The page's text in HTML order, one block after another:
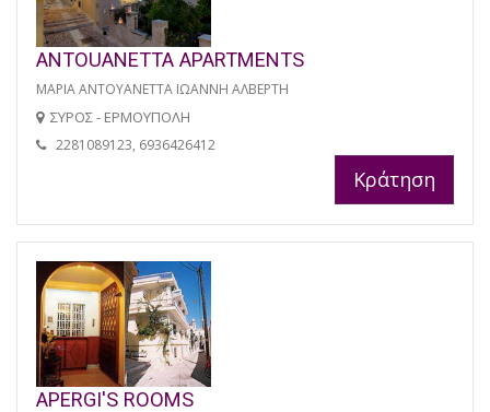
ANTOUANETTA APARTMENTS
ΜΑΡΙΑ ΑΝΤΟΥΑΝΕΤΤΑ ΙΩΑΝΝΗ ΑΛΒΕΡΤΗ
ΣΥΡΟΣ - ΕΡΜΟΥΠΟΛΗ
2281089123, 6936426412
Κράτηση
APERGI'S ROOMS